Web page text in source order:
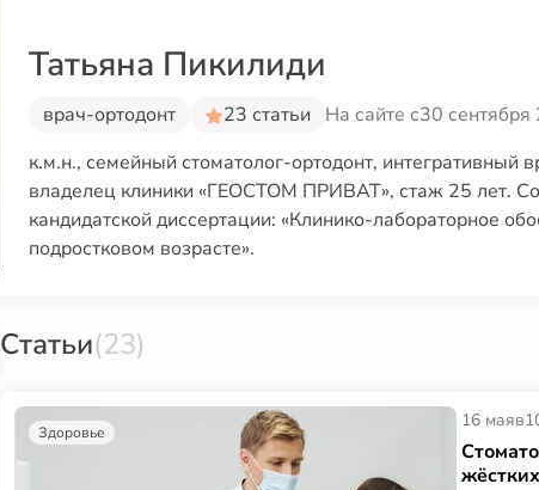
Татьяна Пикилиди
врач-ортодонт 23 статьи На сайте с30 сентября
к.м.н., семейный стоматолог-ортодонт, интегративный
владелец клиники «ГЕОСТОМ ПРИВАТ», стаж 25 лет.
кандидатской диссертации: «Клинико-лабораторное
подростковом возрасте».
Статьи(23)
Здоровье
16 маяв